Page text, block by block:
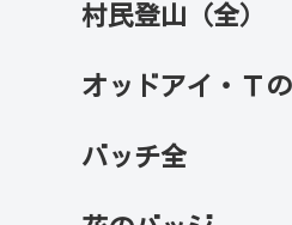
村民登山（全）
オッドアイ・Ｔ
バッチ全